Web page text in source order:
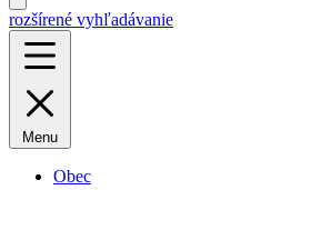
rozšírené vyhľadávanie
Menu
Obec